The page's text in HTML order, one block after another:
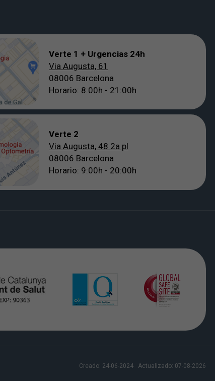
Verte 1 + Urgencias 24h
Via Augusta, 61
08006 Barcelona
Horario: 8:00h - 21:00h
Verte 2
Via Augusta, 48 2a pl
08006 Barcelona
Horario: 9:00h - 20:00h
Creado: 24-06-2024 Actualizado: 07-08-2026